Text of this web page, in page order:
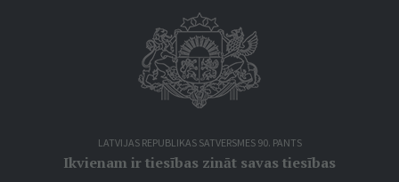
LATVIJAS REPUBLIKAS SATVERSMES 90. PANTS
Ikvienam ir tiesības zināt savas tiesības